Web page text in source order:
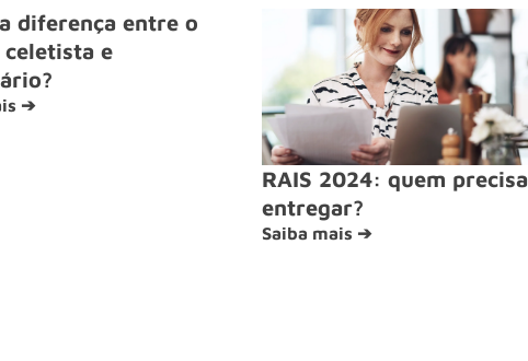
diferença entre o
e
➔
RAIS 2024: quem precisa
entregar?
Saiba mais ➔